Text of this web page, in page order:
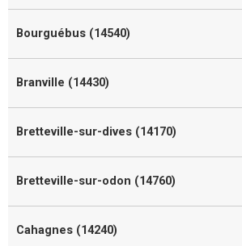
Bourguébus (14540)
Branville (14430)
Bretteville-sur-dives (14170)
Bretteville-sur-odon (14760)
Cahagnes (14240)